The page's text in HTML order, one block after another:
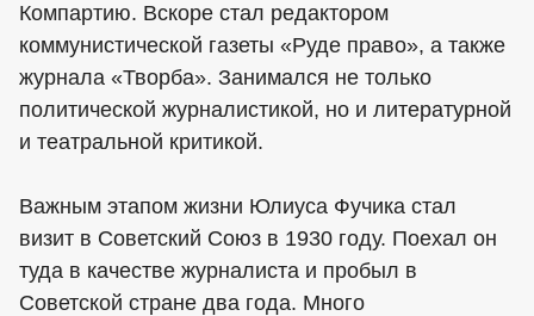
Компартию. Вскоре стал редактором
коммунистической газеты «Руде право», а также
журнала «Творба». Занимался не только
политической журналистикой, но и литературной
и театральной критикой.
Важным этапом жизни Юлиуса Фучика стал
визит в Советский Союз в 1930 году. Поехал он
туда в качестве журналиста и пробыл в
Советской стране два года. Много